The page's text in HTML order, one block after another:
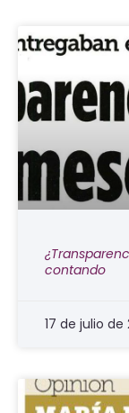
contando
17 de julio de